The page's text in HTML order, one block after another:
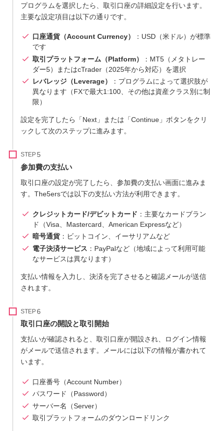
プログラムを選択したら、取引口座の詳細設定を行います。
主要な設定項目は以下の通りです。
口座通貨（Account Currency）
：USD（米ドル）が標準
です
取引プラットフォーム（Platform）
：MT5（メタトレー
ダー5）またはcTrader（2025年から対応）を選択
レバレッジ（Leverage）
：プログラムによって選択肢が
異なります（FXで最大1:100、その他は資産クラス別に制
限）
設定を完了したら「Next」または「Continue」ボタンをクリ
ックして次のステップに進みます。
STEP
参加費の支払い
取引口座の設定が完了したら、参加費の支払い画面に進みま
す。The5ersでは以下の支払い方法が利用できます。
クレジットカード/デビットカード ：主要なカードブラン
ド（Visa、Mastercard、American Expressなど）
暗号通貨 ：ビットコイン、イーサリアムなど
電子決済サービス ：PayPalなど（地域によって利用可能
なサービスは異なります）
支払い情報を入力し、決済を完了させると確認メールが送信
されます。
STEP
取引口座の開設と取引開始
支払いが確認されると、取引口座が開設され、ログイン情報
がメールで送信されます。メールには以下の情報が書かれて
います。
口座番号（Account Number）
パスワード（Password）
サーバー名（Server）
取引プラットフォームのダウンロードリンク